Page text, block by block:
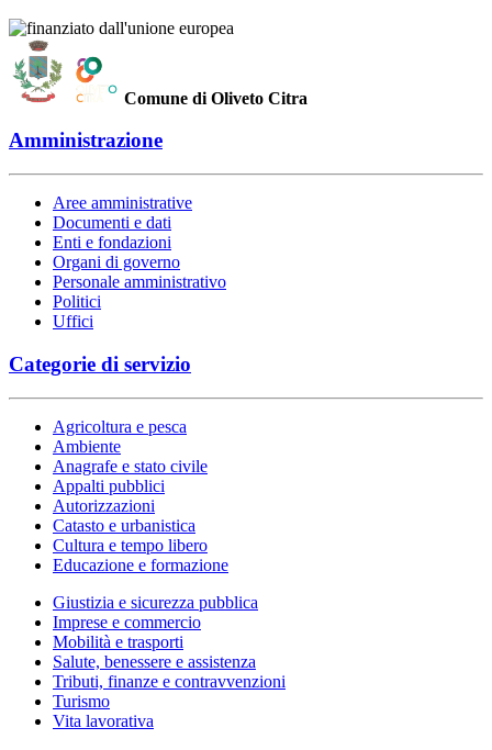
Comune di Oliveto Citra
Amministrazione
Aree amministrative
Documenti e dati
Enti e fondazioni
Organi di governo
Personale amministrativo
Politici
Uffici
Categorie di servizio
Agricoltura e pesca
Ambiente
Anagrafe e stato civile
Appalti pubblici
Autorizzazioni
Catasto e urbanistica
Cultura e tempo libero
Educazione e formazione
Giustizia e sicurezza pubblica
Imprese e commercio
Mobilità e trasporti
Salute, benessere e assistenza
Tributi, finanze e contravvenzioni
Turismo
Vita lavorativa